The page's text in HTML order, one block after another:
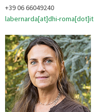
+39 06 66049240
labernarda[at]dhi-roma[dot]it